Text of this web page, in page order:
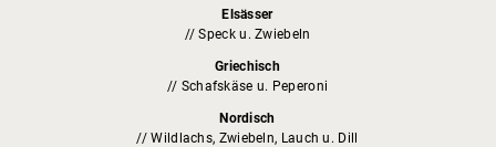
Elsässer
// Speck u. Zwiebeln
Griechisch
// Schafskäse u. Peperoni
Nordisch
// Wildlachs, Zwiebeln, Lauch u. Dill